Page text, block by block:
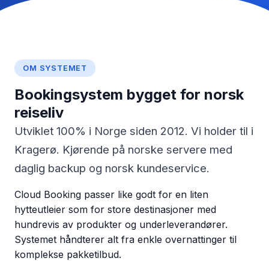
OM SYSTEMET
Bookingsystem bygget for norsk
reiseliv
Utviklet 100% i Norge siden 2012. Vi holder til i
Kragerø. Kjørende på norske servere med
daglig backup og norsk kundeservice.
Cloud Booking passer like godt for en liten
hytteutleier som for store destinasjoner med
hundrevis av produkter og underleverandører.
Systemet håndterer alt fra enkle overnattinger til
komplekse pakketilbud.